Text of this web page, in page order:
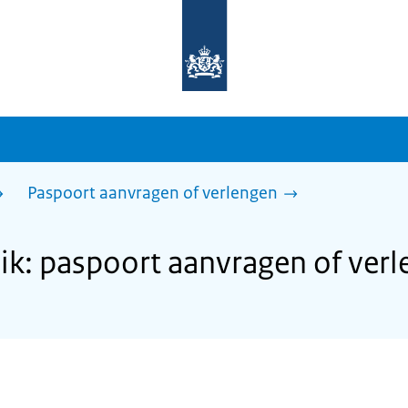
homepage
sdg.rijksoverheid.nl
Paspoort aanvragen of verlengen
paspoort aanvragen of